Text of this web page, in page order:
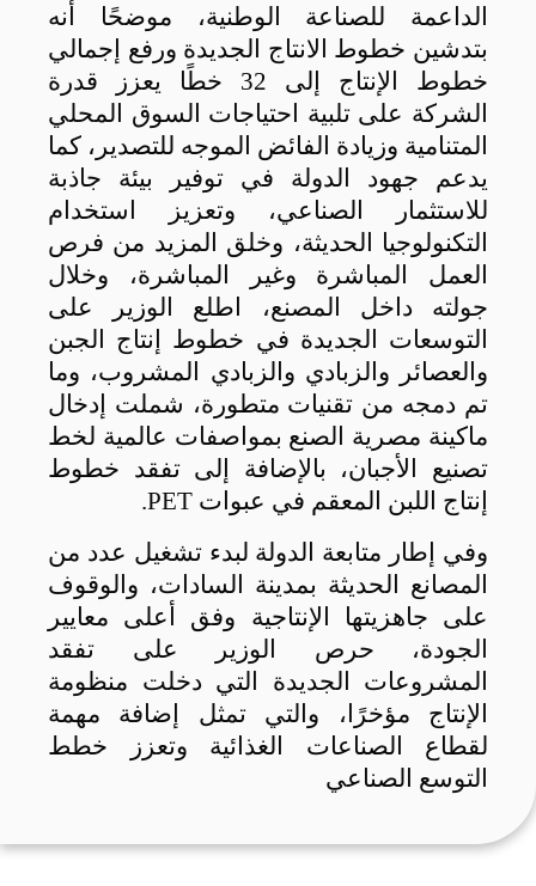
الداعمة للصناعة الوطنية، موضحًا أنه
بتدشين خطوط الانتاج الجديدة ورفع إجمالي
خطوط الإنتاج إلى 32 خطًا يعزز قدرة
الشركة على تلبية احتياجات السوق المحلي
المتنامية وزيادة الفائض الموجه للتصدير، كما
يدعم جهود الدولة في توفير بيئة جاذبة
للاستثمار الصناعي، وتعزيز استخدام
التكنولوجيا الحديثة، وخلق المزيد من فرص
العمل المباشرة وغير المباشرة، وخلال
جولته داخل المصنع، اطلع الوزير على
التوسعات الجديدة في خطوط إنتاج الجبن
والعصائر والزبادي والزبادي المشروب، وما
تم دمجه من تقنيات متطورة، شملت إدخال
ماكينة مصرية الصنع بمواصفات عالمية لخط
تصنيع الأجبان، بالإضافة إلى تفقد خطوط
إنتاج اللبن المعقم في عبوات PET
.
وفي إطار متابعة الدولة لبدء تشغيل عدد من
المصانع الحديثة بمدينة السادات، والوقوف
على جاهزيتها الإنتاجية وفق أعلى معايير
الجودة، حرص الوزير على تفقد
المشروعات الجديدة التي دخلت منظومة
الإنتاج مؤخرًا، والتي تمثل إضافة مهمة
لقطاع الصناعات الغذائية وتعزز خطط
التوسع الصناعي